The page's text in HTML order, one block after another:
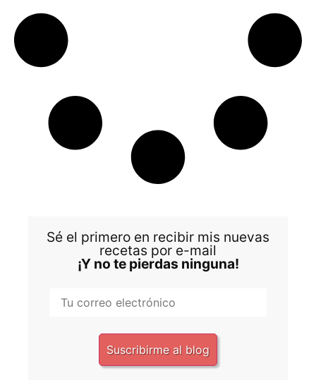
Sé el primero en recibir mis nuevas
recetas por e-mail
¡Y no te pierdas ninguna!